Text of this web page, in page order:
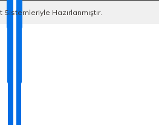
Sistemleriyle Hazırlanmıştır.